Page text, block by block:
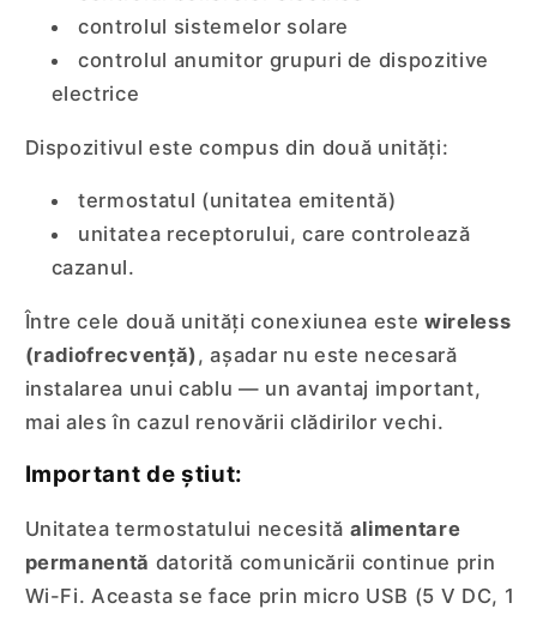
controlul sistemelor solare
controlul anumitor grupuri de dispozitive
electrice
Dispozitivul este compus din două unități:
termostatul (unitatea emitentă)
unitatea receptorului, care controlează
cazanul.
Între cele două unități conexiunea este wireless
(radiofrecvență), așadar nu este necesară
instalarea unui cablu — un avantaj important,
mai ales în cazul renovării clădirilor vechi.
Important de știut:
Unitatea termostatului necesită alimentare
permanentă datorită comunicării continue prin
Wi-Fi. Aceasta se face prin micro USB (5 V DC, 1